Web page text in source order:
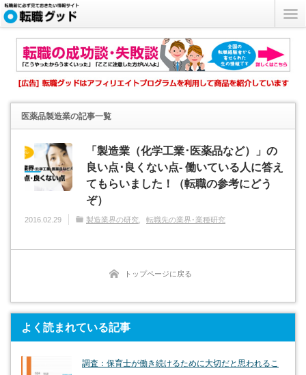
医薬品製造業の記事一覧
「製造業（化学工業･医薬品など）」の
良い点･良くない点- 働いている人に答え
てもらいました！（転職の参考にどう
ぞ）
2016.02.29 製造業界の研究 転職先の業界･業種研究
トップページに戻る
よく読まれている記事
調査：保育士が働き続けるために大切だと思われるこ